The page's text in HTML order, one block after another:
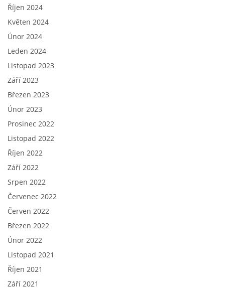
Říjen 2024
Květen 2024
Únor 2024
Leden 2024
Listopad 2023
Září 2023
Březen 2023
Únor 2023
Prosinec 2022
Listopad 2022
Říjen 2022
Září 2022
Srpen 2022
Červenec 2022
Červen 2022
Březen 2022
Únor 2022
Listopad 2021
Říjen 2021
Září 2021